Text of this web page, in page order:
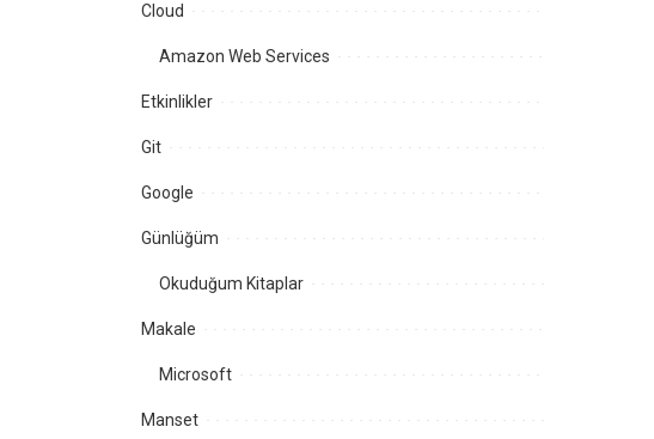
Cloud
Amazon Web Services
Etkinlikler
Git
Google
Günlüğüm
Okuduğum Kitaplar
Makale
Microsoft
Manset